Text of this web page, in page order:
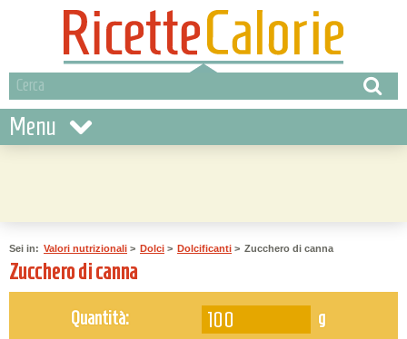
Menu
Sei in: Valori nutrizionali > Dolci > Dolcificanti > Zucchero di canna
Zucchero di canna
Quantità: g